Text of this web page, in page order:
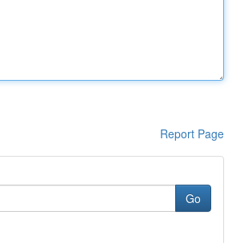
Report Page
Go